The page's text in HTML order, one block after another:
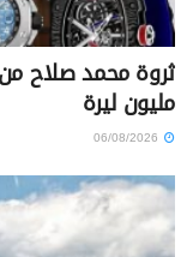
مليون ليرة